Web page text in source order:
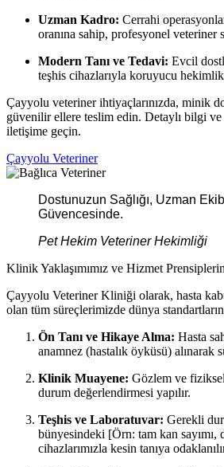
Uzman Kadro: Cerrahi
oranına sahip, profesyonel veteriner
Modern Tanı ve Tedavi: Evcil
teşhis cihazlarıyla koruyucu
Çayyolu veteriner ihtiyaçlarınızda, minik
güvenilir ellere teslim edin. Detaylı bilgi
iletişime geçin.
Çayyolu Veteriner
Dostunuzun Sağlığı, Uzman
Güvencesinde.
Pet Hekim Veteriner Hekimliği
Klinik Yaklaşımımız ve Hizmet
Çayyolu Veteriner Kliniği olarak, hasta
olan tüm süreçlerimizde dünya
Ön Tanı ve Hikaye Alma: Hasta
anamnez (hastalık öyküsü) alınarak
Klinik Muayene: Gözlem ve
durum değerlendirmesi yapılır.
Teşhis ve Laboratuvar: Gerekli
bünyesindeki [Örn: tam kan
cihazlarımızla kesin tanıya